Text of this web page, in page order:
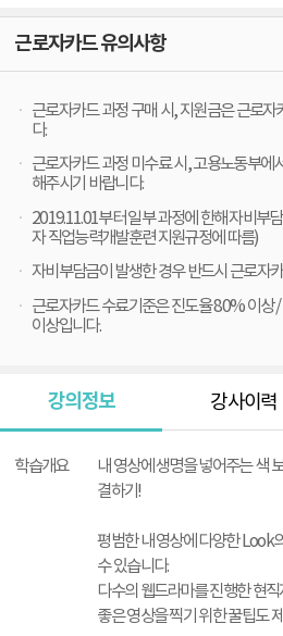
근로자카드 유의사항
근로자카드 과정 구매 시, 지원금은 근로자
다.
근로자카드 과정 미수료 시, 고용노동부에
해주시기 바랍니다.
2019.11.01부터 일부 과정에 한해 자비부
자 직업능력개발훈련 지원규정에 따름)
자비부담금이 발생한 경우 반드시 근로자
근로자카드 수료기준은 진도율 80% 이상
이상입니다.
강의정보 강사이력
학습개요
내 영상에 생명을 넣어주는 색
결하기!
평범한 내 영상에 다양한 Look
수 있습니다.
다수의 웹드라마를 진행한 현
좋은 영상을 찍기 위한 꿀팁도